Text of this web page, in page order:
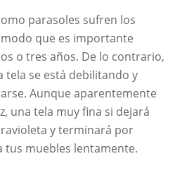
parasoles sufren los
que es importante
o tres años. De lo contrario,
tela se está debilitando y
Aunque aparentemente
una tela muy fina si dejará
y terminará por
tus muebles lentamente.